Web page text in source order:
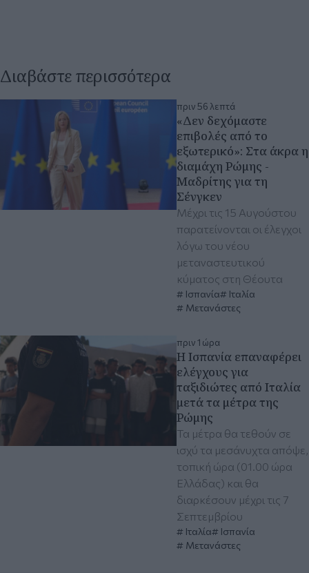
Διαβάστε περισσότερα
πριν 56 λεπτά
«Δεν δεχόμαστε
επιβολές από το
εξωτερικό»: Στα άκρα η
διαμάχη Ρώμης -
Μαδρίτης για τη
Σένγκεν
Μέχρι τις 15 Αυγούστου
παρατείνονται οι έλεγχοι
λόγω του νέου
μεταναστευτικού
κύματος στη Θέουτα
Ισπανία
Ιταλία
Μετανάστες
πριν 1 ώρα
Η Ισπανία επαναφέρει
ελέγχους για
ταξιδιώτες από Ιταλία
μετά τα μέτρα της
Ρώμης
Τα μέτρα θα τεθούν σε
ισχύ τα μεσάνυχτα απόψε,
τοπική ώρα (01.00 ώρα
Ελλάδας) και θα
διαρκέσουν μέχρι τις 7
Σεπτεμβρίου
Ιταλία
Ισπανία
Μετανάστες